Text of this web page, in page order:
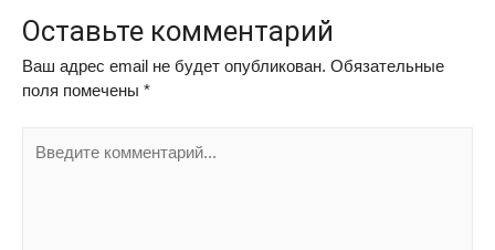
Оставьте комментарий
Ваш адрес email не будет опубликован. Обязательные
поля помечены *